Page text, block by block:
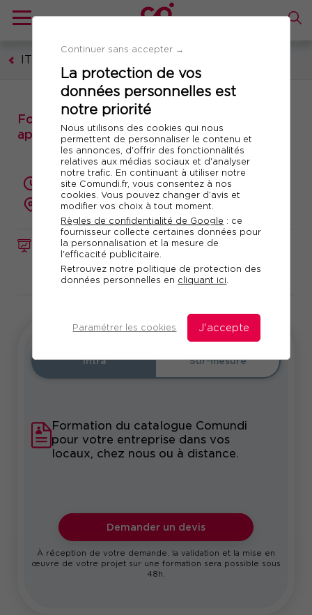
Continuer sans accepter →
La protection de vos
données personnelles est
notre priorité
Nous utilisons des cookies qui nous
permettent de personnaliser le contenu et
les annonces, d'offrir des fonctionnalités
relatives aux médias sociaux et d'analyser
notre trafic. En continuant à utiliser notre
site Comundi.fr, vous consentez à nos
cookies. Vous pouvez changer d’avis et
modifier vos choix à tout moment.
Règles de confidentialité de Google : ce
fournisseur collecte certaines données pour
la personnalisation et la mesure de
l'efficacité publicitaire.
Retrouvez notre politique de protection des
données personnelles en cliquant ici.
Paramétrer les cookies J'accepte
IT - Technologies numériques
FORMATION Réf. 12946
Télécharger le programme
Formation : Automatiser vos processus
applicatifs avec Make
2 jours (14 heures)
présentiel ou à distance
Intra Sur-mesure
Formation du catalogue Comundi
pour votre entreprise dans vos
locaux, chez nous ou à distance.
Demander un devis
À réception de votre demande, la validation et la mise en
œuvre de votre projet sur une formation sera possible sous
48h.